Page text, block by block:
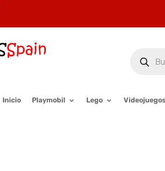
Inicio Playmobil Lego